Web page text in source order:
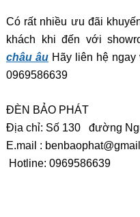
Có rất nhiều ưu đãi
khách khi đến với
châu âuHãy liên hệ ngay
0969586639
ĐÈN BẢO PHÁT
Địa chỉ: Số 130 đường
E.mail :
Hotline: 0969586639